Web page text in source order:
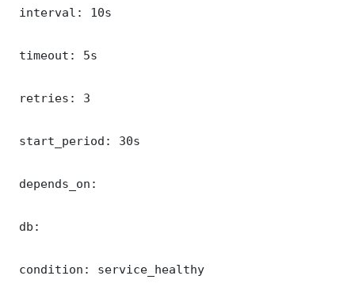
interval: 10s
timeout: 5s
retries: 3
start_period: 30s
depends_on:
db:
condition: service_healthy